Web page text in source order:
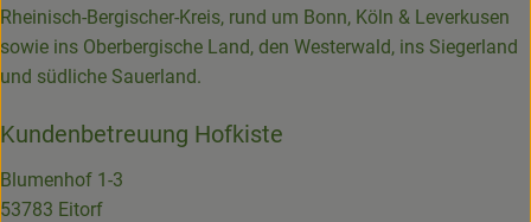
Rheinisch-Bergischer-Kreis, rund um Bonn, Köln & Leverkusen
sowie ins Oberbergische Land, den Westerwald, ins Siegerland
und südliche Sauerland.
Kundenbetreuung Hofkiste
Blumenhof 1-3
53783 Eitorf